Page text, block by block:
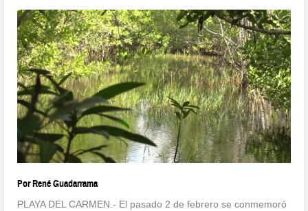
Por René Guadarrama
PLAYA DEL CARMEN.- El pasado 2 de febrero se conmemoró